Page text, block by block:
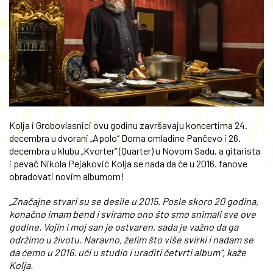
Kolja i Grobovlasnici ovu godinu završavaju koncertima 24.
decembra u dvorani „Apolo“ Doma omladine Pančevo i 26.
decembra u klubu „Kvorter“ (Quarter) u Novom Sadu, a gitarista
i pevač Nikola Pejaković Kolja se nada da će u 2016. fanove
obradovati novim albumom!
„Značajne stvari su se desile u 2015. Posle skoro 20 godina,
konačno imam bend i sviramo ono što smo snimali sve ove
godine. Vojin i moj san je ostvaren, sada je važno da ga
održimo u životu. Naravno, želim što više svirki i nadam se
da ćemo u 2016. ući u studio i uraditi četvrti album“, kaže
Kolja.